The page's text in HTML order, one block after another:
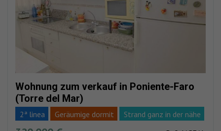
Wohnung zum verkauf in Poniente-Faro
(Torre del Mar)
2ª linea Geräumige dormit
Strand ganz in der nähe